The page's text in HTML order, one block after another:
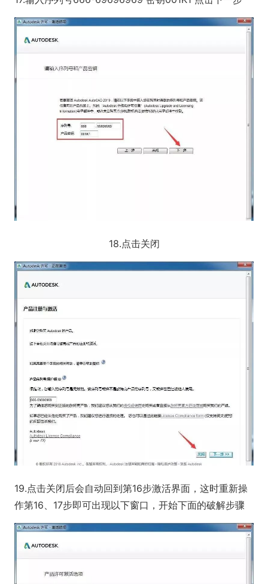
18.点击关闭
19.点击关闭后会自动回到第16步激活界面，这时重新操
作第16、17步即可出现以下窗口，开始下面的破解步骤